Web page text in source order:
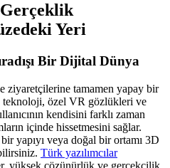
Gerçeklik
Yeri
Bir Dijital Dünya
ziyaretçilerine tamamen yapay bir
teknoloji, özel VR gözlükleri ve
kendisini farklı zaman
içinde hissetmesini sağlar.
yapıyı veya doğal bir ortamı 3D
Türk yazılımcılar
yüksek çözünürlük ve gerçekçilik